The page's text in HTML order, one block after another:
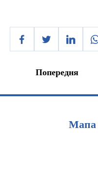
Попередня
Мапа